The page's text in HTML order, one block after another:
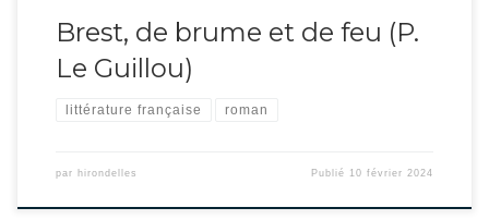
Brest, de brume et de feu (P.
Le Guillou)
littérature française roman
par hirondelles Publié 10 février 2024